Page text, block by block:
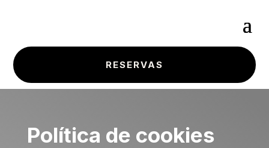
RESERVAS
Política de cookies